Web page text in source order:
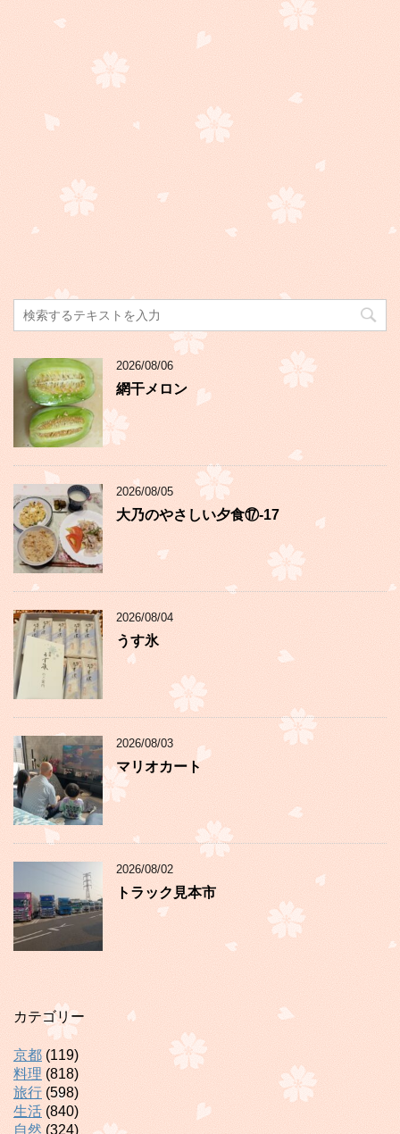
2026/08/06
網干メロン
2026/08/05
大乃のやさしい夕食⑰-17
2026/08/04
うす氷
2026/08/03
マリオカート
2026/08/02
トラック見本市
カテゴリー
京都 (119)
料理 (818)
旅行 (598)
生活 (840)
自然 (324)